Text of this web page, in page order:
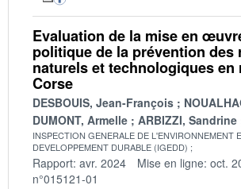
Evaluation de la mise en
politique de la prévention des
naturels et technologiques en
Corse
DESBOUIS, Jean-François
DUMONT, Armelle
ARBIZZI, Sandrine
INSPECTION GENERALE DE L'ENVIRONNEMENT
DEVELOPPEMENT DURABLE (IGEDD)
Rapport: avr. 2024 Mise en ligne: oct.
n°015121-01